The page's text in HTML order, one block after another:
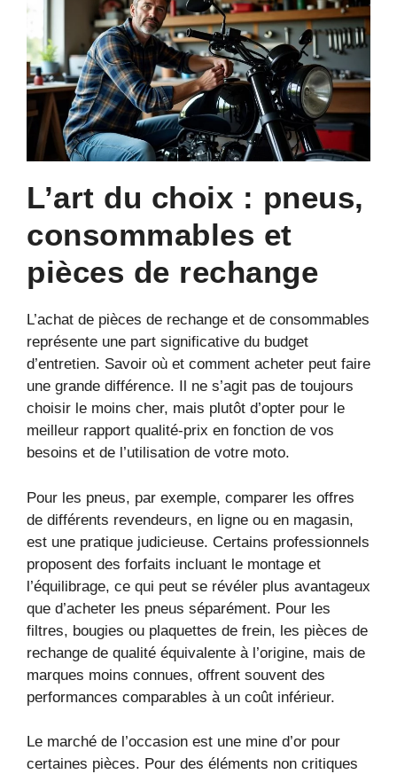
L’art du choix : pneus,
consommables et
pièces de rechange
L’achat de pièces de rechange et de consommables
représente une part significative du budget
d’entretien. Savoir où et comment acheter peut faire
une grande différence. Il ne s’agit pas de toujours
choisir le moins cher, mais plutôt d’opter pour le
meilleur rapport qualité-prix en fonction de vos
besoins et de l’utilisation de votre moto.
Pour les pneus, par exemple, comparer les offres
de différents revendeurs, en ligne ou en magasin,
est une pratique judicieuse. Certains professionnels
proposent des forfaits incluant le montage et
l’équilibrage, ce qui peut se révéler plus avantageux
que d’acheter les pneus séparément. Pour les
filtres, bougies ou plaquettes de frein, les pièces de
rechange de qualité équivalente à l’origine, mais de
marques moins connues, offrent souvent des
performances comparables à un coût inférieur.
Le marché de l’occasion est une mine d’or pour
certaines pièces. Pour des éléments non critiques